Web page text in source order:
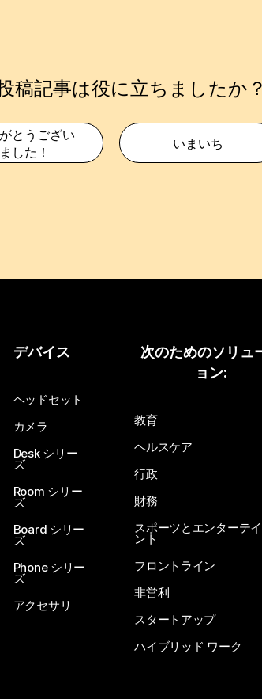
稿記事は役に立ちましたか？
とうござい
ました！
いまいち
デバイス
ヘッドセット
カメラ
Desk シリー
ズ
Room シリー
ズ
Board シリー
ズ
Phone シリー
ズ
アクセサリ
次のためのソリュ
ョン:
教育
ヘルスケア
行政
財務
スポーツとエンターテ
ント
フロントライン
非営利
スタートアップ
ハイブリッド ワーク